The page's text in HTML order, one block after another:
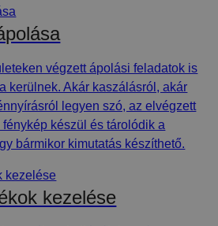
végzett ápolási feladatok is
kerülnek. Akár kaszálásról, akár
legyen szó, az elvégzett
készül és tárolódik a
bármikor kimutatás készíthető.
kezelése